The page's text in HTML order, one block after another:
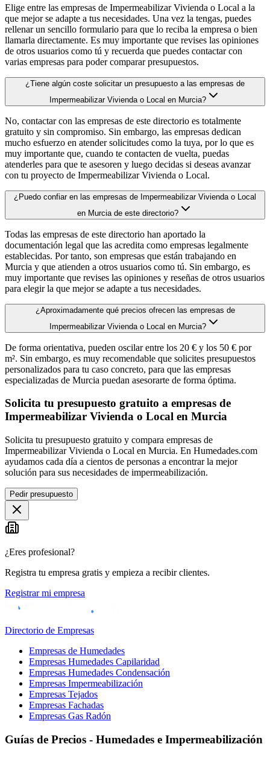
Elige entre las empresas de Impermeabilizar Vivienda o Local a la
que mejor se adapte a tus necesidades. Una vez la tengas, puedes
rellenar un sencillo formulario para que lo reciba la empresa o bien
llamarla directamente. Es muy importante que revises las opiniones
de otros usuarios como tú y recuerda que puedes contactar con
varias empresas para poder comparar presupuestos.
¿Tiene algún coste solicitar un presupuesto a las empresas de
Impermeabilizar Vivienda o Local en Murcia?
No, contactar con las empresas de este directorio es totalmente
gratuito y sin compromiso. Sin embargo, las empresas dedican
mucho esfuerzo en atender solicitudes como la tuya, por lo que es
muy importante que, cuando te contacten de vuelta, puedas
atenderles para que te asesoren y luego decidas si deseas avanzar
con tu proyecto de Impermeabilizar Vivienda o Local.
¿Puedo confiar en las empresas de Impermeabilizar Vivienda o Local
en Murcia de este directorio?
Todas las empresas de este directorio han aportado la
documentación legal que las acredita como empresas legalmente
establecidas. Por tanto, son empresas que están trabajando en
Murcia y que atienden a otros usuarios como tú. Sin embargo, es
muy importante que revises las opiniones y reseñas de otros usuarios
para elegir la que mejor se adapte a tus necesidades.
¿Aproximadamente qué precios ofrecen las empresas de
Impermeabilizar Vivienda o Local en Murcia?
De forma orientativa, pueden oscilar entre los 20 € y los 50 € por
m². Sin embargo, es muy recomendable que solicites presupuestos
personalizados para tu caso concreto, para que las empresas
especializadas de Murcia puedan asesorarte de forma óptima.
Solicita tu presupuesto gratuito a empresas de
Impermeabilizar Vivienda o Local en Murcia
Solicita tu presupuesto gratuito y compara empresas de
Impermeabilizar Vivienda o Local en Murcia. En Humedades.com
ayudamos cada día a cientos de personas a encontrar la mejor
solución para sus necesidades de impermeabilización.
Pedir presupuesto
¿Eres profesional?
Registra tu empresa gratis y empieza a recibir clientes.
Registrar mi empresa
Directorio de Empresas
Empresas de Humedades
Empresas Humedades Capilaridad
Empresas Humedades Condensación
Empresas Impermeabilización
Empresas Tejados
Empresas Fachadas
Empresas Gas Radón
Guías de Precios - Humedades e Impermeabilización